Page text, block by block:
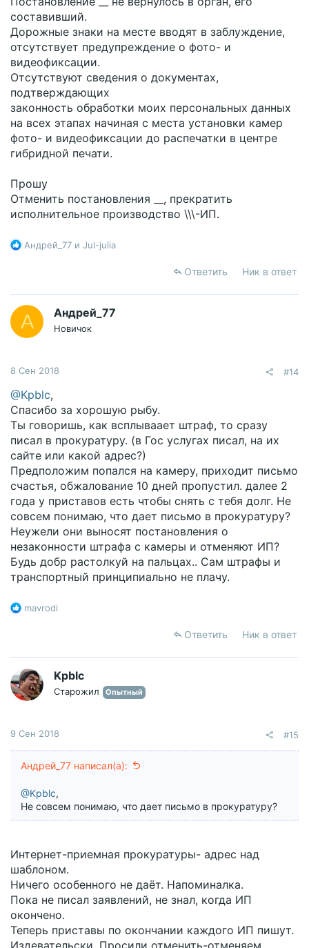
составивший.
Дорожные знаки на месте вводят в заблуждение,
отсутствует предупреждение о фото- и
видеофиксации.
Отсутствуют сведения о документах,
подтверждающих
законность обработки моих персональных данных
на всех этапах начиная с места установки камер
фото- и видеофиксации до распечатки в центре
гибридной печати.
Прошу
Отменить постановления __, прекратить
исполнительное производство \\\-ИП.
Р
ц
и
и
Андрей_77 и Jul-julia
Ответить Ник в ответ
А Андрей_77
Новичок
8 Сен 2018 #14
@Kpblc,
Спасибо за хорошую рыбу.
Ты говоришь, как всплываает штраф, то сразу
писал в прокуратуру. (в Гос услугах писал, на их
сайте или какой адрес?)
Предположим попался на камеру, приходит письмо
счастья, обжалование 10 дней пропустил. далее 2
года у приставов есть чтобы снять с тебя долг. Не
совсем понимаю, что дает письмо в прокуратуру?
Неужели они выносят постановления о
незаконности штрафа с камеры и отменяют ИП?
Будь добр растолкуй на пальцах.. Сам штрафы и
транспортный принципиально не плачу.
Р
ц
и
и
:
mavrodi
Ответить Ник в ответ
Kpblc
Старожил Опытный
9 Сен 2018 #15
Андрей_77 написал(а):
@Kpblc,
Не совсем понимаю, что дает письмо в прокуратуру?
Интернет-приемная прокуратуры- адрес над
шаблоном.
Ничего особенного не даёт. Напоминалка.
Пока не писал заявлений, не знал, когда ИП
окончено.
Теперь приставы по окончании каждого ИП пишут.
Издевательски. Просили отменить-отменяем.